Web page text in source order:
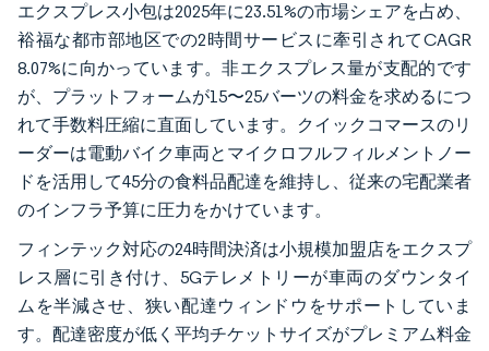
エクスプレス小包は2025年に23.51%の市場シェアを占め、
裕福な都市部地区での2時間サービスに牽引されてCAGR
8.07%に向かっています。非エクスプレス量が支配的です
が、プラットフォームが15〜25バーツの料金を求めるにつ
れて手数料圧縮に直面しています。クイックコマースのリ
ーダーは電動バイク車両とマイクロフルフィルメントノー
ドを活用して45分の食料品配達を維持し、従来の宅配業者
のインフラ予算に圧力をかけています。
フィンテック対応の24時間決済は小規模加盟店をエクスプ
レス層に引き付け、5Gテレメトリーが車両のダウンタイ
ムを半減させ、狭い配達ウィンドウをサポートしていま
す。配達密度が低く平均チケットサイズがプレミアム料金